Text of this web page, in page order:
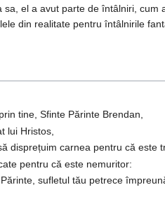
el a avut parte de întâlniri,
din realitate pentru întâlnirile
tine, Sfinte Părinte Brendan,
lui Hristos,
disprețuim carnea pentru că este
pentru că este nemuritor:
sufletul tău petrece